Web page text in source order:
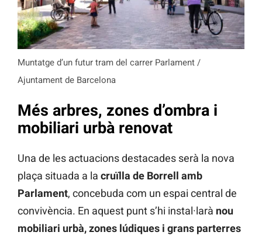
Muntatge d’un futur tram del carrer Parlament /
Ajuntament de Barcelona
Més arbres, zones d’ombra i
mobiliari urbà renovat
Una de les actuacions destacades serà la nova
plaça situada a la cruïlla de Borrell amb
Parlament, concebuda com un espai central de
convivència. En aquest punt s’hi instal·larà nou
mobiliari urbà, zones lúdiques i grans parterres